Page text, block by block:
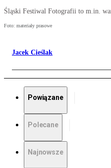
Śląski Festiwal Fotografii to m.in.
Foto: materiały prasowe
Jacek Cieślak
Powiązane
Polecane
Najnowsze